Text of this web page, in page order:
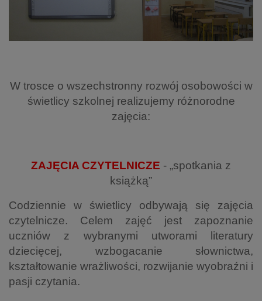
W trosce o wszechstronny rozwój osobowości w
świetlicy szkolnej realizujemy różnorodne
zajęcia:
ZAJĘCIA CZYTELNICZE - „spotkania z
książką”
Codziennie w świetlicy odbywają się zajęcia
czytelnicze. Celem zajęć jest zapoznanie
uczniów z wybranymi utworami literatury
dziecięcej, wzbogacanie słownictwa,
kształtowanie wrażliwości, rozwijanie wyobraźni i
pasji czytania.